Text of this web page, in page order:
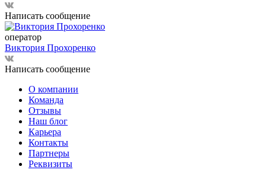
Написать сообщение
оператор
Виктория Прохоренко
Написать сообщение
О компании
Команда
Отзывы
Наш блог
Карьера
Контакты
Партнеры
Реквизиты